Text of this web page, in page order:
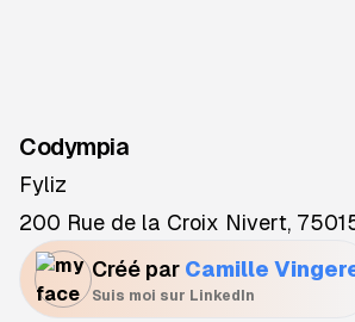
Codympia
Fyliz
200 Rue de la Croix Nivert,
Créé par Camille
Suis moi sur LinkedIn